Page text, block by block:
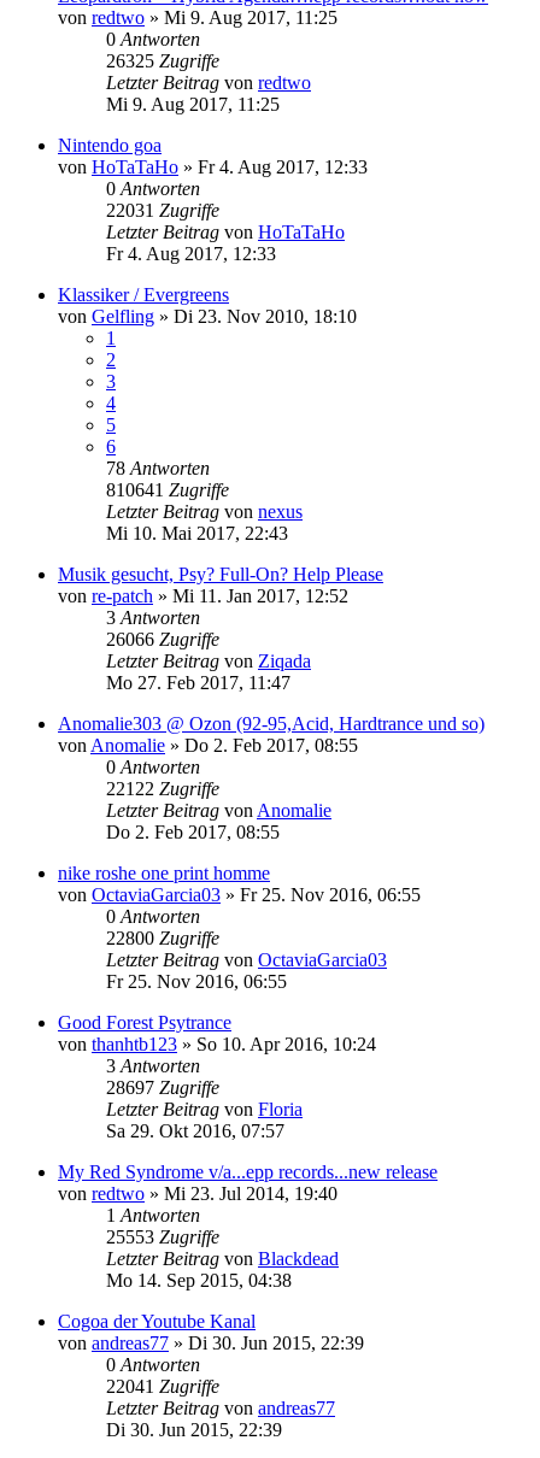
von redtwo » Mi 9. Aug 2017, 11:25
0 Antworten
26325 Zugriffe
Letzter Beitrag von redtwo
Mi 9. Aug 2017, 11:25
Nintendo goa
von HoTaTaHo » Fr 4. Aug 2017, 12:33
0 Antworten
22031 Zugriffe
Letzter Beitrag von HoTaTaHo
Fr 4. Aug 2017, 12:33
Klassiker / Evergreens
von Gelfling » Di 23. Nov 2010, 18:10
1
2
3
4
5
6
78 Antworten
810641 Zugriffe
Letzter Beitrag von nexus
Mi 10. Mai 2017, 22:43
Musik gesucht, Psy? Full-On? Help Please
von re-patch » Mi 11. Jan 2017, 12:52
3 Antworten
26066 Zugriffe
Letzter Beitrag von Ziqada
Mo 27. Feb 2017, 11:47
Anomalie303 @ Ozon (92-95,Acid, Hardtrance und so)
von Anomalie » Do 2. Feb 2017, 08:55
0 Antworten
22122 Zugriffe
Letzter Beitrag von Anomalie
Do 2. Feb 2017, 08:55
nike roshe one print homme
von OctaviaGarcia03 » Fr 25. Nov 2016, 06:55
0 Antworten
22800 Zugriffe
Letzter Beitrag von OctaviaGarcia03
Fr 25. Nov 2016, 06:55
Good Forest Psytrance
von thanhtb123 » So 10. Apr 2016, 10:24
3 Antworten
28697 Zugriffe
Letzter Beitrag von Floria
Sa 29. Okt 2016, 07:57
My Red Syndrome v/a...epp records...new release
von redtwo » Mi 23. Jul 2014, 19:40
1 Antworten
25553 Zugriffe
Letzter Beitrag von Blackdead
Mo 14. Sep 2015, 04:38
Cogoa der Youtube Kanal
von andreas77 » Di 30. Jun 2015, 22:39
0 Antworten
22041 Zugriffe
Letzter Beitrag von andreas77
Di 30. Jun 2015, 22:39